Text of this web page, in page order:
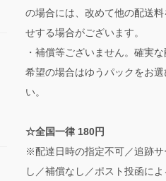
の場合には、改めて他の配送料
せする場合がございます。
・補償等ございません。確実
希望の場合はゆうパックをお選
い。
☆全国一律 180円
※配達日時の指定不可／追跡サ
し／補償なし／ポスト投函によ